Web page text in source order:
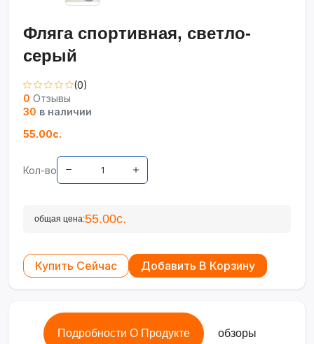
Фляга спортивная, светло-
серый
(0)
0 Отзывы
30 в наличии
55.00с.
Кол-во
общая цена:55.00с.
Купить Сейчас Добавить В Корзину
Подробности О Продукте обзоры